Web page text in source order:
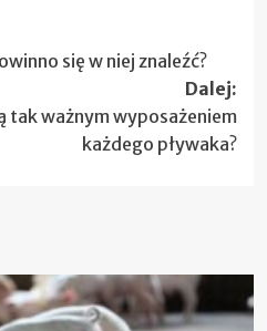
się w niej znaleźć?
Dalej:
tak ważnym wyposażeniem
każdego pływaka?